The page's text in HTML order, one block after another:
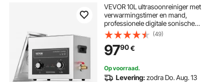
VEVOR 10L ultrasoonreiniger met
verwarmingstimer en mand,
professionele digitale sonische
cavitatiemachine, 240W
reinigingsmachine voor
laboratoriumgereedschappen,
metalen onderdelen, carburateurs,
messing, auto-onderdelen en
motoronderdelen.
(49)
9790€
Op voorraad.
Levering:zodra Do. Aug. 13